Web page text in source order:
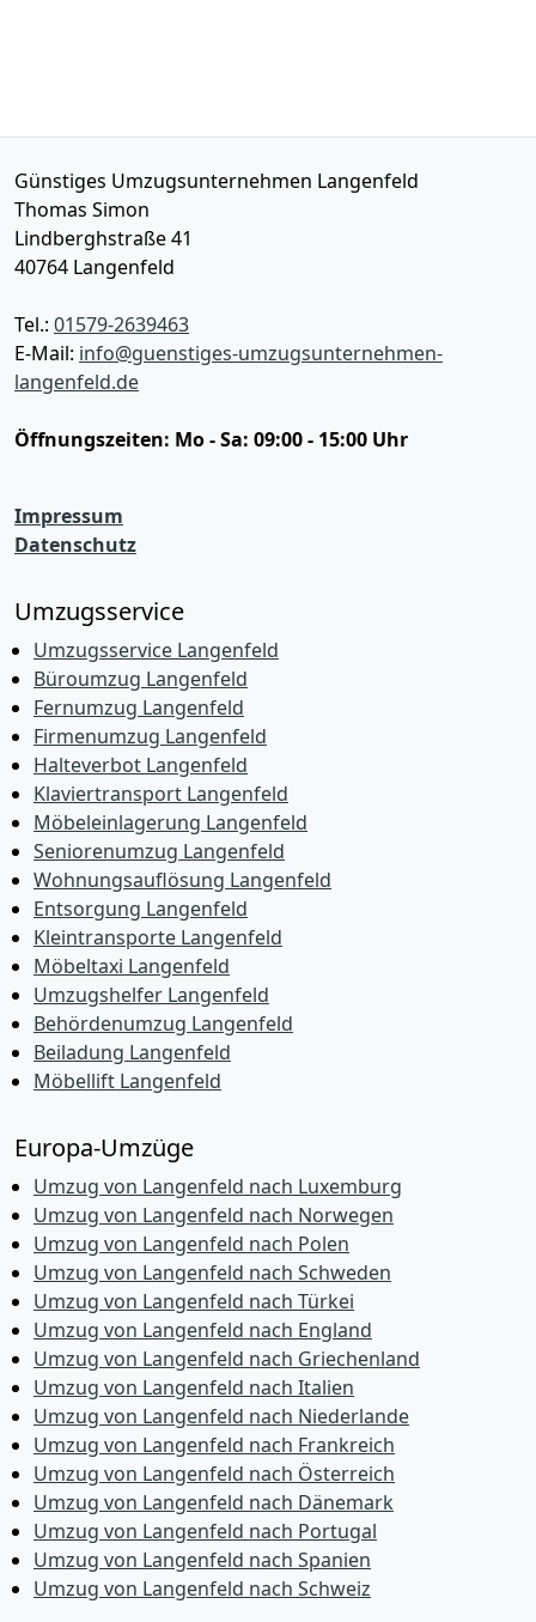
Günstiges Umzugsunternehmen Langenfeld
Thomas Simon
Lindberghstraße 41
40764 Langenfeld
Tel.: 01579-2639463
E-Mail: info@guenstiges-umzugsunternehmen-
langenfeld.de
Öffnungszeiten: Mo - Sa: 09:00 - 15:00 Uhr
Impressum
Datenschutz
Umzugsservice
Umzugsservice Langenfeld
Büroumzug Langenfeld
Fernumzug Langenfeld
Firmenumzug Langenfeld
Halteverbot Langenfeld
Klaviertransport Langenfeld
Möbeleinlagerung Langenfeld
Seniorenumzug Langenfeld
Wohnungsauflösung Langenfeld
Entsorgung Langenfeld
Kleintransporte Langenfeld
Möbeltaxi Langenfeld
Umzugshelfer Langenfeld
Behördenumzug Langenfeld
Beiladung Langenfeld
Möbellift Langenfeld
Europa-Umzüge
Umzug von Langenfeld nach Luxemburg
Umzug von Langenfeld nach Norwegen
Umzug von Langenfeld nach Polen
Umzug von Langenfeld nach Schweden
Umzug von Langenfeld nach Türkei
Umzug von Langenfeld nach England
Umzug von Langenfeld nach Griechenland
Umzug von Langenfeld nach Italien
Umzug von Langenfeld nach Niederlande
Umzug von Langenfeld nach Frankreich
Umzug von Langenfeld nach Österreich
Umzug von Langenfeld nach Dänemark
Umzug von Langenfeld nach Portugal
Umzug von Langenfeld nach Spanien
Umzug von Langenfeld nach Schweiz